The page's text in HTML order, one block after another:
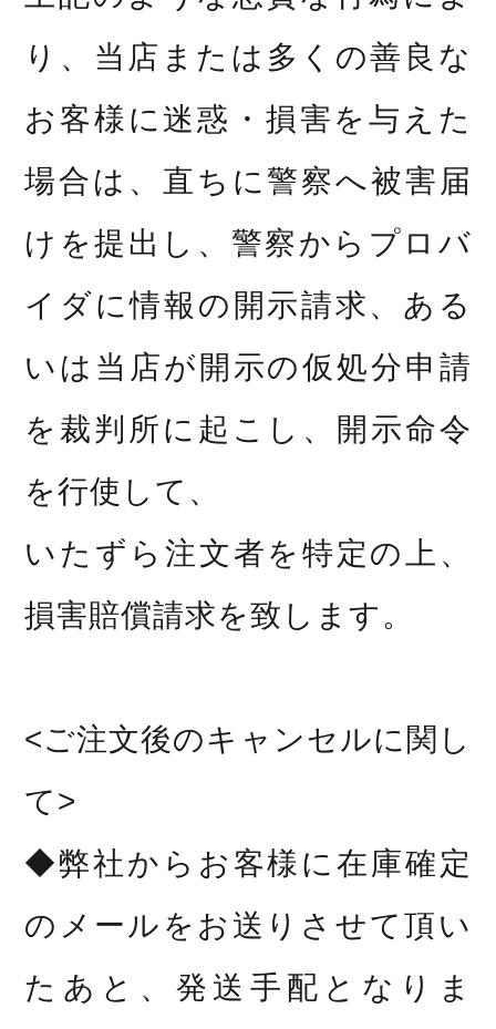
り、当店または多くの善良な
お客様に迷惑・損害を与えた
場合は、直ちに警察へ被害届
けを提出し、警察からプロバ
イダに情報の開示請求、ある
いは当店が開示の仮処分申請
を裁判所に起こし、開示命令
を行使して、
いたずら注文者を特定の上、
損害賠償請求を致します。
<ご注文後のキャンセルに関し
て>
◆弊社からお客様に在庫確定
のメールをお送りさせて頂い
たあと、発送手配となりま